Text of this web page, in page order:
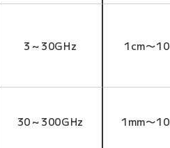
3～30GHz 1cm〜
30～300GHz 1mm〜